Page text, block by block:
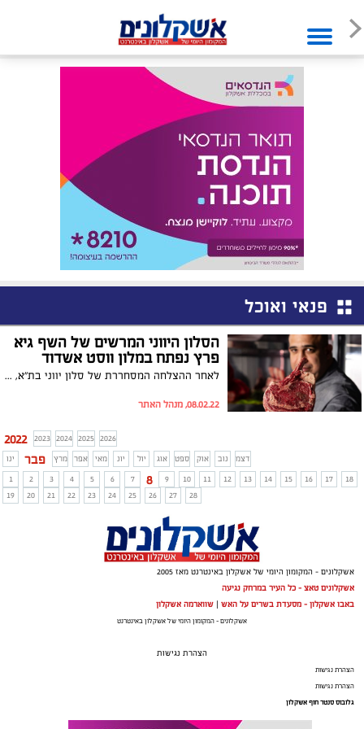
פנאי ואוכל
הסלון היווני המרשים של השף גיא
פרץ נפתח במלון ווסט אשדוד
לאחר ההצלחה המסחררת של סלון יווני בת"א, השף גיא פרץ פתח באשדוד את מסעדת הדגל שלו - סלון בשרית. האווירה יוון קלאסי, הבשר כמו במסעדות המובילות בדובאי (אצלנו עם פיקוח כשרות) וטאץ' ים תיכוני מובחר.
08.02.22, מנהל האתר
2022 2023 2024 2025 2026
ינו
פבר מרץ אפר מאי יונ יול אוג ספט אוק נוב
דצמ
1
2 3 4 5 6 7 8 9 10 11 12 13 14 15 16 17
18
19
20 21 22 23 24 25 26 27 28
אשקלונים - המקומון היומי של אשקלון באינטרנט מאז 2005
אשקלונים טאצ - כל העיר במרחק נגיעה
באבו אשקלון - מסעדת בשרים על האש | שווארמה אשקלון
אשקלונים - המקומון היומי של אשקלון באינטרנט
הצהרת נגישות
הצהרת נגישות
הצהרת נגישות
גלובוס סנטר חוף אשקלון